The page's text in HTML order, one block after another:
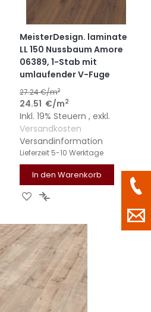
MeisterDesign. laminate
LL 150 Nussbaum Amore
06389, 1-Stab mit
umlaufender V-Fuge
27.24€/m2
24.51 €/m2
Inkl. 19% Steuern,exkl.
Versandkosten
Versandinformation
Lieferzeit 5-10 Werktage
In den Warenkorb
ZUR
HINZUFÜGEN
ZUR
HINZUFÜGEN